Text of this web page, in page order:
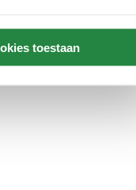
toestaan